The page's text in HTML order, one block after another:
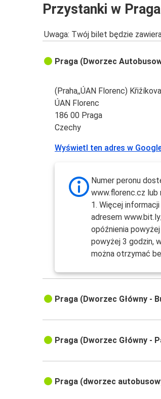
Przystanki w Praga
Uwaga: Twój bilet będzie
Praga (Dworzec
(Praha,,ÚAN Florenc)
ÚAN Florenc
186 00 Praga
Czechy
Wyświetl ten adres w
Numer peronu
www.florenc.cz lub
1. Więcej
adresem
opóźnienia
powyżej 3 godzin,
można otrzymać
Praga (Dworzec Główny -
Praga (Dworzec Główny -
Praga (dworzec